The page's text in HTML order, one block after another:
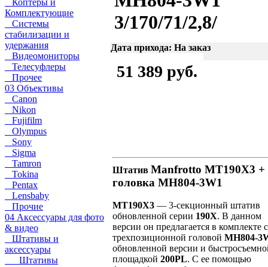
Коптеры и
Комплектующие
Системы
стабилизации и
удержания
Видеомониторы
Телесуфлеры
Прочее
03 Объективы
Canon
Nikon
Fujifilm
Olympus
Sony
Sigma
Tamron
Tokina
Pentax
Lensbaby
Прочие
04 Аксессуары для фото
& видео
Штативы и
аксессуары
Штативы
3/170/71/2,8/
Дата прихода: На заказ
51 389 руб.
Штатив Manfrotto MT190X3 +
головка MH804-3W1
MT190X3 — 3-секционный штатив
обновленной серии 190X. В данном
версии он предлагается в комплекте с
трехпозиционной головой MH804-
обновленной версии и
площадкой 200PL. С ее помощью